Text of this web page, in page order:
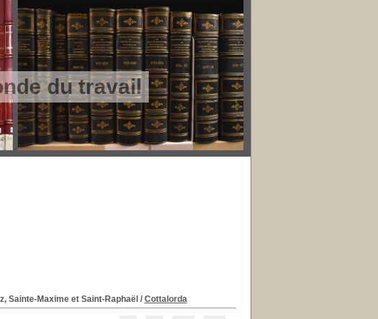
du travail
Sainte-Maxime et Saint-Raphaël / Cottalorda